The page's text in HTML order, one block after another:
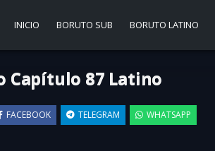
INICIO BORUTO SUB BORUTO LATINO
Capítulo 87 Latino
FACEBOOK TELEGRAM WHATSAPP